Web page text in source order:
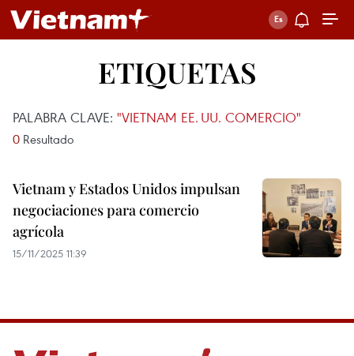
ETIQUETAS
PALABRA CLAVE: "VIETNAM EE. UU. COMERCIO"
0 Resultado
Vietnam y Estados Unidos impulsan
negociaciones para comercio
agrícola
15/11/2025 11:39